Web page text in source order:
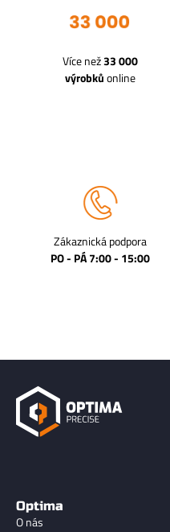
Více než33 000
výrobkůonline
Zákaznická podpora
PO - PÁ 7:00 - 15:00
Optima
O nás